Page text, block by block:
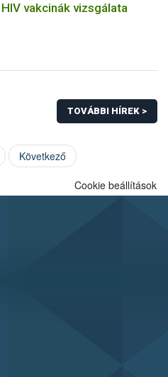
vakcinák vizsgálata
TOVÁBBI HÍREK >
Következő
Cookie beállítások